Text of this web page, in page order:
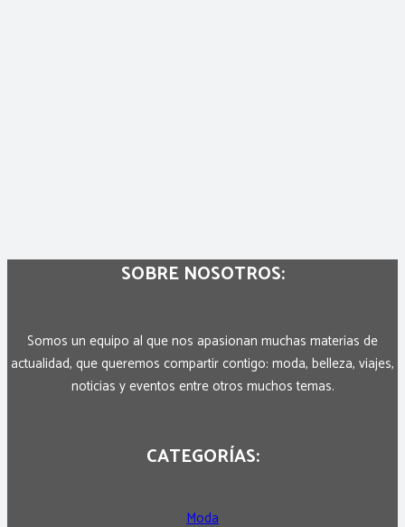
SOBRE NOSOTROS:
Somos un equipo al que nos apasionan muchas materias de
actualidad, que queremos compartir contigo: moda, belleza, viajes,
noticias y eventos entre otros muchos temas.
CATEGORÍAS:
Moda